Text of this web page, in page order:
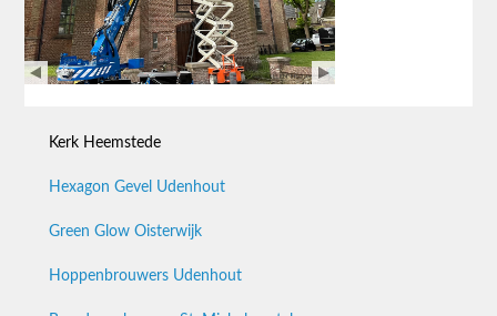
Kerk Heemstede
Hexagon Gevel Udenhout
Green Glow Oisterwijk
Hoppenbrouwers Udenhout